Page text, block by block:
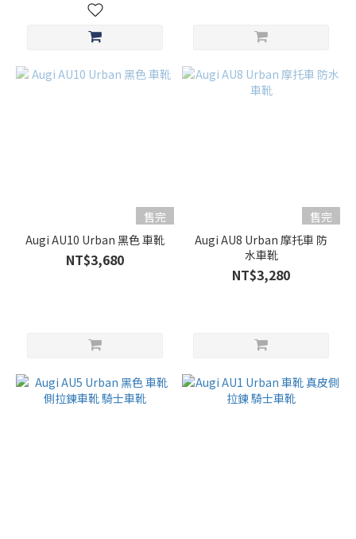
售完
Augi AU10 Urban 黑色 車靴
NT$3,680
售完
Augi AU8 Urban 摩托車 防
水車靴
NT$3,280